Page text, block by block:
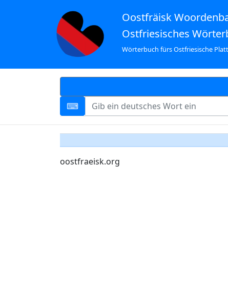
Oostfräisk
Ostfriesisches
Wörterbuch fürs Ostfriesische Platt
oostfraeisk.org